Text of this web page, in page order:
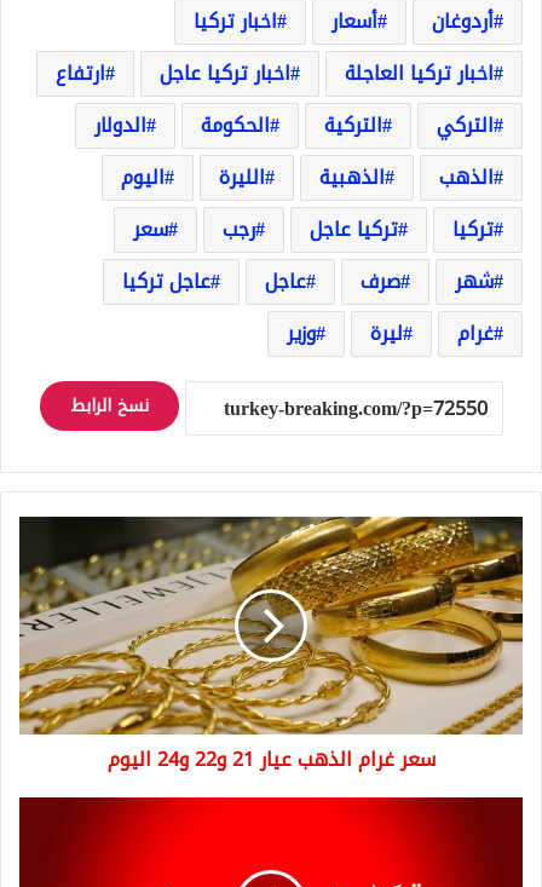
أردوغان
أسعار
اخبار تركيا
اخبار تركيا العاجلة
اخبار تركيا عاجل
ارتفاع
التركي
التركية الحكومة
الدولار
الذهب
الذهبية الليرة
اليوم
تركيا
تركيا عاجل رجب
سعر
شهر
صرف عاجل
عاجل تركيا
غرام
ليرة وزير
نسخ الرابط
سعر
غرام
الذهب
عيار
21
و22
و24
اليوم
سعر غرام الذهب عيار 21 و22 و24 اليوم